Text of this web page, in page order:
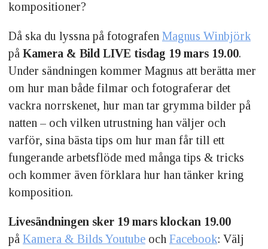
kompositioner?
Då ska du lyssna på fotografen Magnus Winbjörk
på Kamera & Bild LIVE tisdag 19 mars 19.00.
Under sändningen kommer Magnus att berätta mer
om hur man både filmar och fotograferar det
vackra norrskenet, hur man tar grymma bilder på
natten – och vilken utrustning han väljer och
varför, sina bästa tips om hur man får till ett
fungerande arbetsflöde med många tips & tricks
och kommer även förklara hur han tänker kring
komposition.
Livesändningen sker 19 mars klockan 19.00
på Kamera & Bilds Youtubeoch Facebook: Välj